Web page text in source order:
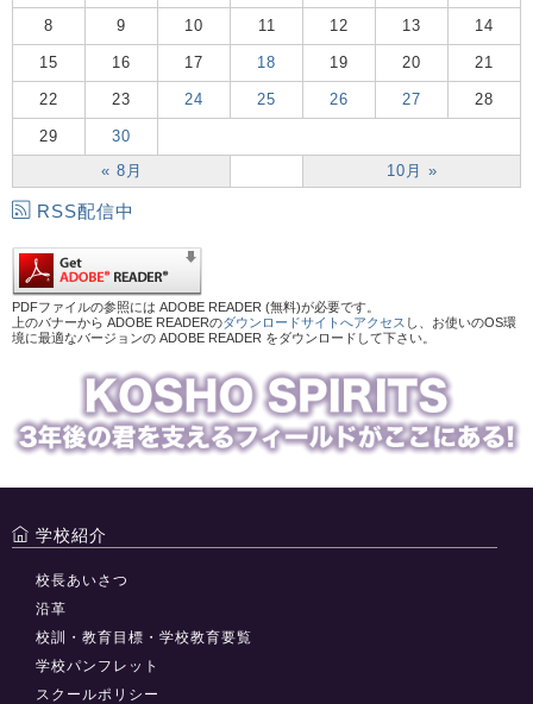
« 8月 10月 »
8 9 10 11 12 13 14
15 16 17 18 19 20 21
22 23 24 25 26 27 28
29 30
RSS配信中
PDFファイルの参照には ADOBE READER (無料)が必要です。
上のバナーから ADOBE READERのダウンロードサイトへアクセス し、お使いのOS環
境に最適なバージョンの ADOBE READER をダウンロードして下さい。
学校紹介
校長あいさつ
沿革
校訓・教育目標・学校教育要覧
学校パンフレット
スクールポリシー